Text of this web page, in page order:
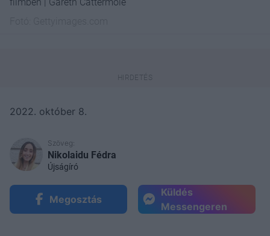
2022. október 8.
Szöveg:
Nikolaidu Fédra
Újságíró
Megosztás
Küldés
Messengeren